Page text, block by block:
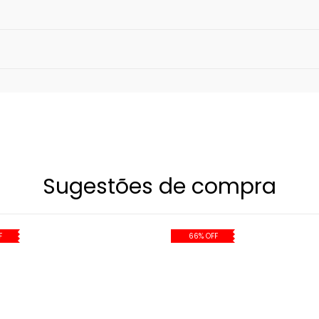
(sabonetes, cremes, shampoos, detergentes,
acidental ou proposital.
banho de metais nobres, que além da qualidade
Sugestões de compra
66% OFF